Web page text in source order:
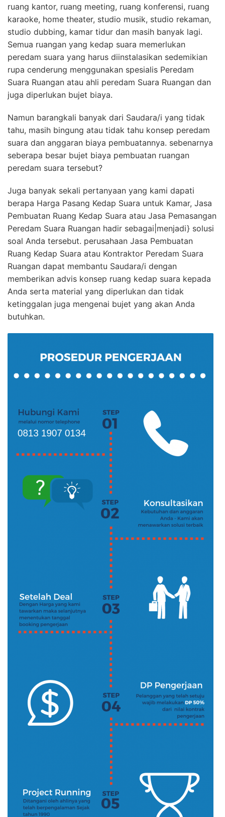
ruang kantor, ruang meeting, ruang konferensi, ruang
karaoke, home theater, studio musik, studio rekaman,
studio dubbing, kamar tidur dan masih banyak lagi.
Semua ruangan yang kedap suara memerlukan
peredam suara yang harus diinstalasikan sedemikian
rupa cenderung menggunakan spesialis Peredam
Suara Ruangan atau ahli peredam Suara Ruangan dan
juga diperlukan bujet biaya.
Namun barangkali banyak dari Saudara/i yang tidak
tahu, masih bingung atau tidak tahu konsep peredam
suara dan anggaran biaya pembuatannya. sebenarnya
seberapa besar bujet biaya pembuatan ruangan
peredam suara tersebut?
Juga banyak sekali pertanyaan yang kami dapati
berapa Harga Pasang Kedap Suara untuk Kamar, Jasa
Pembuatan Ruang Kedap Suara atau Jasa Pemasangan
Peredam Suara Ruangan hadir sebagai|menjadi} solusi
soal Anda tersebut. perusahaan Jasa Pembuatan
Ruang Kedap Suara atau Kontraktor Peredam Suara
Ruangan dapat membantu Saudara/i dengan
memberikan advis konsep ruang kedap suara kepada
Anda serta material yang diperlukan dan tidak
ketinggalan juga mengenai bujet yang akan Anda
butuhkan.